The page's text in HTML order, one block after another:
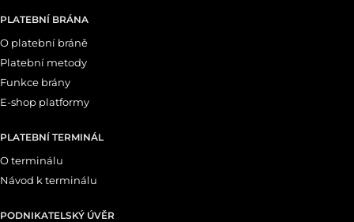
PLATEBNÍ BRÁNA
O platební bráně
Platební metody
Funkce brány
E-shop platformy
PLATEBNÍ TERMINÁL
O terminálu
Návod k terminálu
PODNIKATELSKÝ ÚVĚR